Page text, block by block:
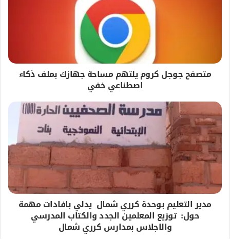
متصفح جوجل كروم يلتهم مساحة جهازك بملف ذكاء
اصطناعي خفي
مدير التعليم بوحدة كرري شمال يدلي بافادات مهمة
حول: توزيع المعلمين الجدد والكتاب المدرسي
والاجلاس بمدارس كرري شمال